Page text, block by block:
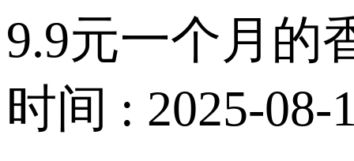
9.9元一个月的
时间 : 2025-08-